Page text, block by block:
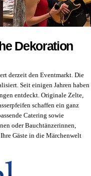
Dekoration
derzeit den Eventmarkt. Die
Seit einigen Jahren haben
entdeckt. Originale Zelte,
schaffen ein ganz
Catering sowie
oder Bauchtänzerinnen,
Gäste in die Märchenwelt